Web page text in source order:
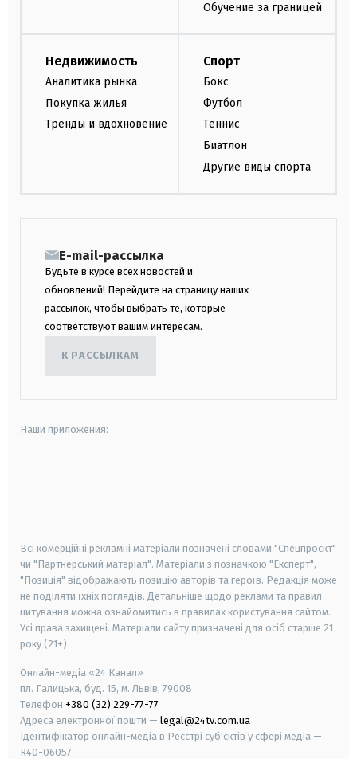
Обучение за границей
Недвижимость
Аналитика рынка
Покупка жилья
Тренды и вдохновение
Спорт
Бокс
Футбол
Теннис
Биатлон
Другие виды спорта
E-mail-рассылка
Будьте в курсе всех новостей и
обновлений! Перейдите на страницу наших
рассылок, чтобы выбрать те, которые
соответствуют вашим интересам.
К РАССЫЛКАМ
Наши приложения:
Всі комерційні рекламні матеріали позначені словами "Спецпроєкт"
чи "Партнерський матеріал". Матеріали з позначкою "Експерт",
"Позиція" відображають позицію авторів та героїв. Редакція може
не поділяти їхніх поглядів. Детальніше щодо реклами та правил
цитування можна ознайомитись в правилах користування сайтом.
Усі права захищені. Матеріали сайту призначені для осіб старше 21
року (21+)
Онлайн-медіа «24 Канал»
пл. Галицька, буд. 15, м. Львів, 79008
Телефон +380 (32) 229-77-77
Адреса електронної пошти — legal@24tv.com.ua
Ідентифікатор онлайн-медіа в Реєстрі суб'єктів у сфері медіа —
R40-06057